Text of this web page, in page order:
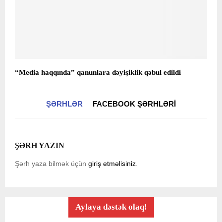
“Media haqqında” qanunlara dəyişiklik qəbul edildi
ŞƏRHLƏR FACEBOOK ŞƏRHLƏRI
ŞƏRH YAZIN
Şərh yaza bilmək üçün giriş etməlisiniz
Aylaya dəstək olaq!